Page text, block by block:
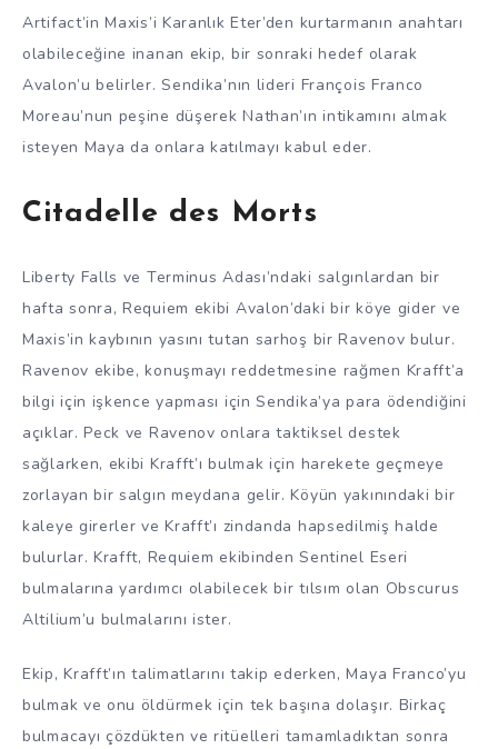
Artifact’in Maxis’i Karanlık Eter’den kurtarmanın anahtarı
olabileceğine inanan ekip, bir sonraki hedef olarak
Avalon’u belirler. Sendika’nın lideri François Franco
Moreau’nun peşine düşerek Nathan’ın intikamını almak
isteyen Maya da onlara katılmayı kabul eder.
Citadelle des Morts
Liberty Falls ve Terminus Adası’ndaki salgınlardan bir
hafta sonra, Requiem ekibi Avalon’daki bir köye gider ve
Maxis’in kaybının yasını tutan sarhoş bir Ravenov bulur.
Ravenov ekibe, konuşmayı reddetmesine rağmen Krafft’a
bilgi için işkence yapması için Sendika’ya para ödendiğini
açıklar. Peck ve Ravenov onlara taktiksel destek
sağlarken, ekibi Krafft’ı bulmak için harekete geçmeye
zorlayan bir salgın meydana gelir. Köyün yakınındaki bir
kaleye girerler ve Krafft’ı zindanda hapsedilmiş halde
bulurlar. Krafft, Requiem ekibinden Sentinel Eseri
bulmalarına yardımcı olabilecek bir tılsım olan Obscurus
Altilium’u bulmalarını ister.
Ekip, Krafft’ın talimatlarını takip ederken, Maya Franco’yu
bulmak ve onu öldürmek için tek başına dolaşır. Birkaç
bulmacayı çözdükten ve ritüelleri tamamladıktan sonra